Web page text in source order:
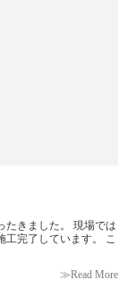
≫Read More